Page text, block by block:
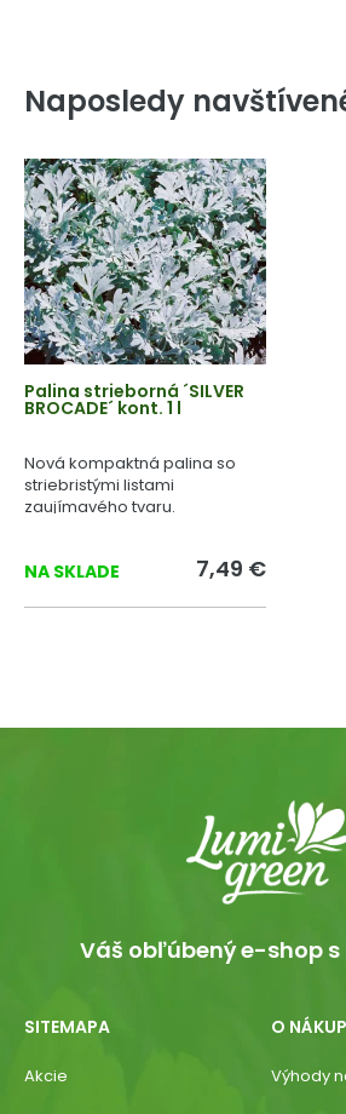
Naposledy
Palina strieborná ´SILVER
BROCADE´ kont. 1 l
Nová kompaktná palina so
striebristými listami
zaujímavého tvaru.
NA SKLADE 7,49 €
Váš obľúbený e-shop
SITEMAPA
Akcie
O
Výhody